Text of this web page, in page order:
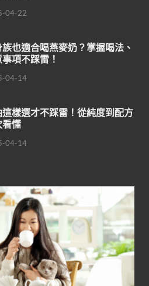
04-22
也適合喝燕麥奶？掌握喝法、
項不踩雷！
04-14
這樣選才不踩雷！從純度到配方
看懂
04-14